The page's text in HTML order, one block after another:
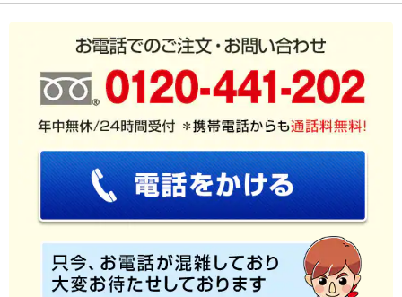
福岡県
焼き方が選べるのが嬉しい
様々なパンの焼き方が選べて最高！デザインもよく購入してよ
（香川県60代H.Y様
ト－ストが過去１番美味しい